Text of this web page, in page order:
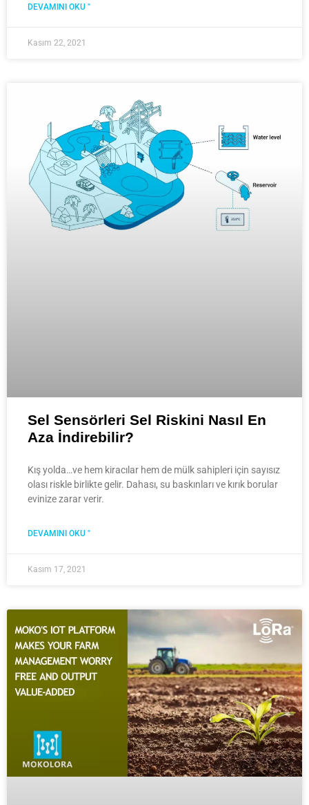
DEVAMINI OKU "
Kasım 22, 2021
Sel Sensörleri Sel Riskini Nasıl En
Aza İndirebilir?
Kış yolda…ve hem kiracılar hem de mülk sahipleri için sayısız
olası riskle birlikte gelir. Dahası, su baskınları ve kırık borular
evinize zarar verir.
DEVAMINI OKU "
Kasım 17, 2021